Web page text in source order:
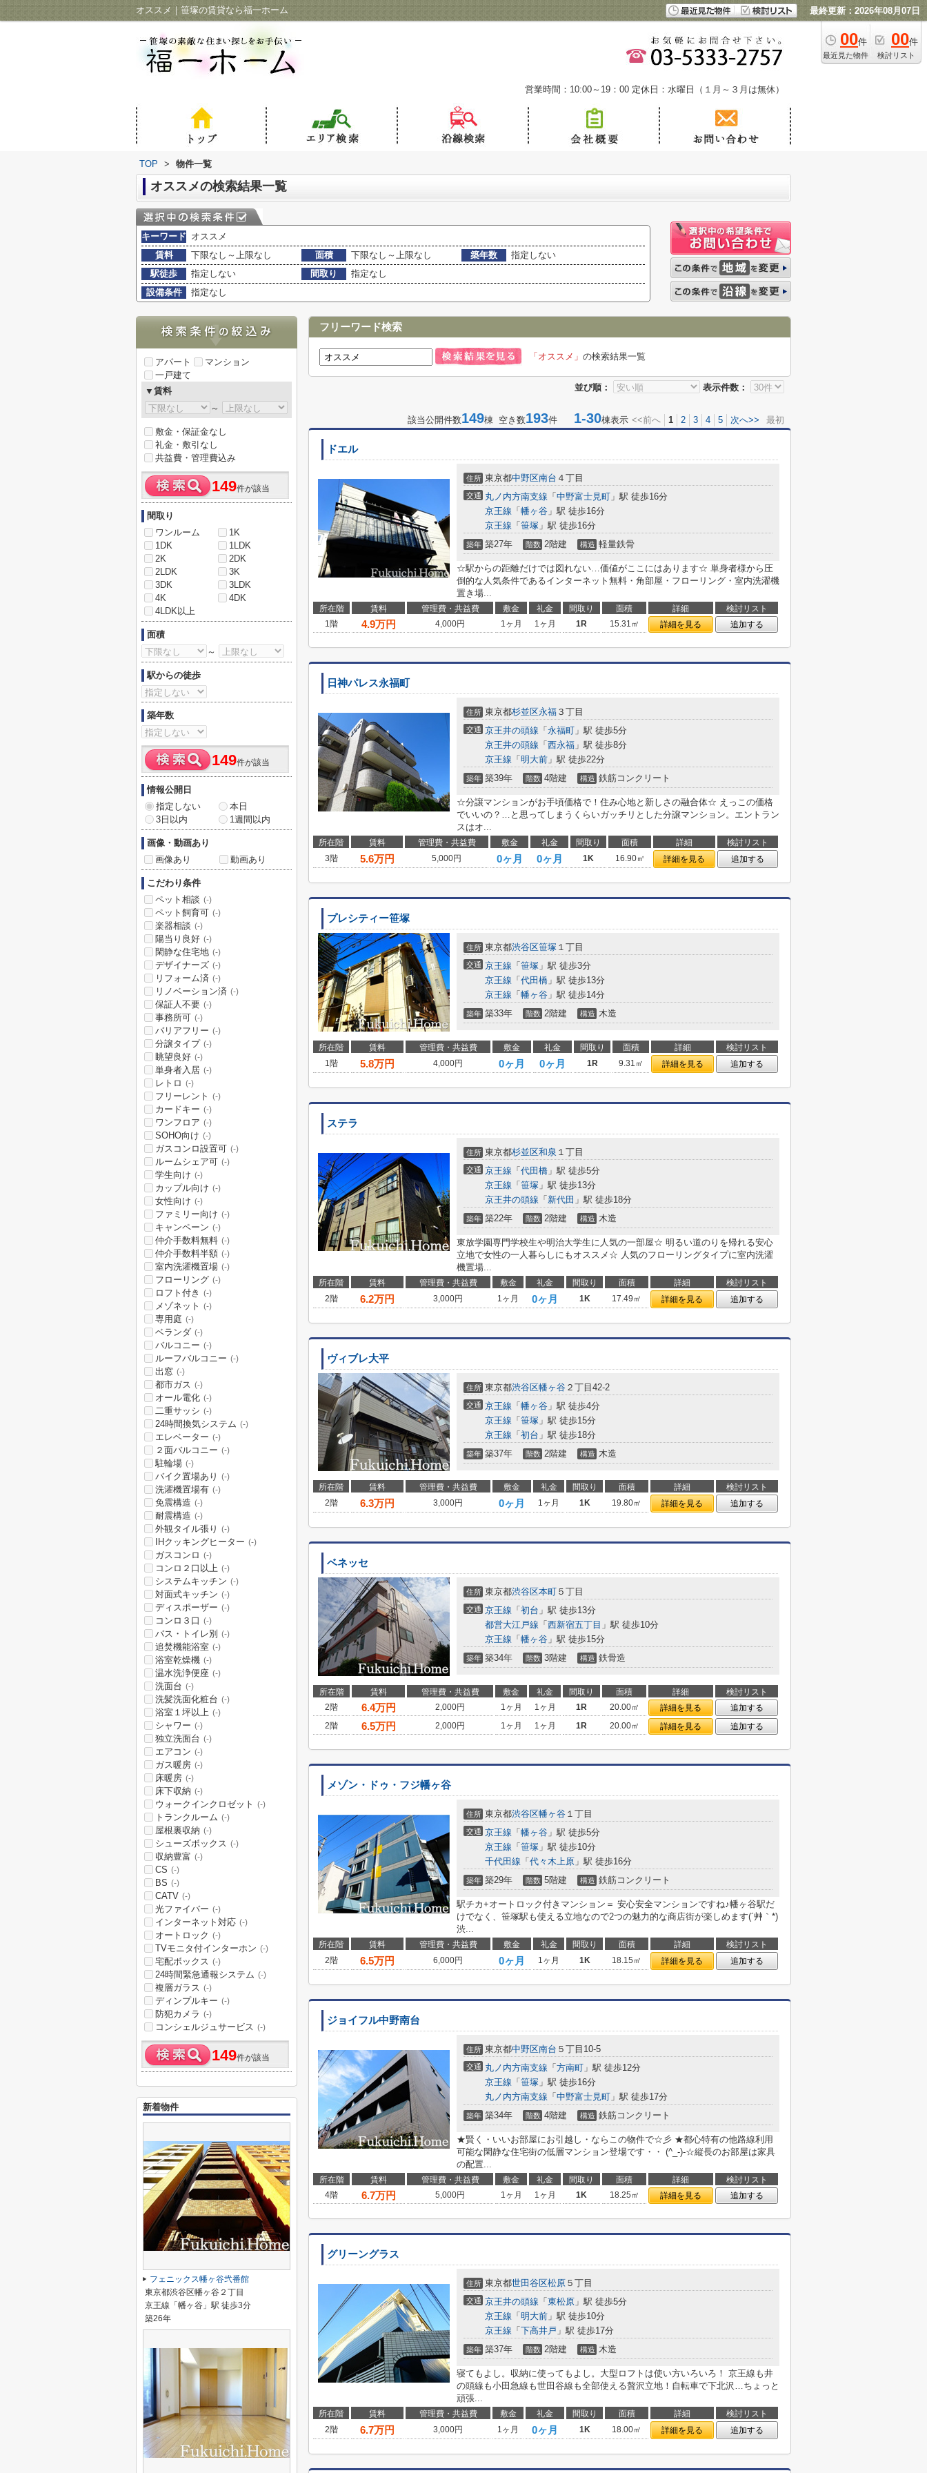
オススメ｜笹塚の賃貸なら福一ホーム 最終更新：2026年08月07日
00件
最近見た物件
00件
検討リスト
営業時間：10:00～19：00 定休日：水曜日（１月～３月は無休）
TOP > 物件一覧
オススメの検索結果一覧
キーワード オススメ
賃料
下限なし～上限なし 面積 下限なし～上限なし 築年数
指定しない
駅徒歩
指定しない 間取り
指定なし
設備条件
指定なし
フリーワード検索
「オススメ」 の検索結果一覧
並び順： 表示件数：
該当公開件数149棟 空き数193件 1-30棟表示 <<前へ 1 2 3 4 5 次へ>> 最初
ドエル
住所 東京都中野区南台 ４丁目
交通 丸ノ内方南支線 「 中野富士見町 」駅 徒歩16分
京王線 「 幡ヶ谷 」駅 徒歩16分
京王線 「 笹塚 」駅 徒歩16分
築年 築27年 階数 2階建 構造 軽量鉄骨
☆駅からの距離だけでは図れない…価値がここにはあります☆ 単身者様から圧
倒的な人気条件であるインターネット無料・角部屋・フローリング・室内洗濯機
置き場...
所在階 賃料 管理費・共益費 敷金 礼金 間取り 面積 詳細
検討リスト
1階
4.9万円 4,000円 1ヶ月 1ヶ月 1R 15.31㎡ 詳細を見る 追加する
日神パレス永福町
住所 東京都杉並区永福 ３丁目
交通 京王井の頭線 「 永福町 」駅 徒歩5分
京王井の頭線 「 西永福 」駅 徒歩8分
京王線 「 明大前 」駅 徒歩22分
築年 築39年 階数 4階建 構造 鉄筋コンクリート
☆分譲マンションがお手頃価格で！住み心地と新しさの融合体☆ えっこの価格
でいいの？…と思ってしまうくらいガッチリとした分譲マンション。エントラン
スはオ...
所在階 賃料 管理費・共益費 敷金 礼金 間取り 面積 詳細
検討リスト
3階
5.6万円 5,000円 0ヶ月 0ヶ月 1K 16.90㎡ 詳細を見る 追加する
プレシティー笹塚
住所 東京都渋谷区笹塚 １丁目
交通 京王線 「 笹塚 」駅 徒歩3分
京王線 「 代田橋 」駅 徒歩13分
京王線 「 幡ヶ谷 」駅 徒歩14分
築年 築33年 階数 2階建 構造 木造
所在階 賃料 管理費・共益費 敷金 礼金 間取り 面積 詳細
検討リスト
1階
5.8万円 4,000円 0ヶ月 0ヶ月 1R 9.31㎡ 詳細を見る 追加する
ステラ
住所 東京都杉並区和泉 １丁目
交通 京王線 「 代田橋 」駅 徒歩5分
京王線 「 笹塚 」駅 徒歩13分
京王井の頭線 「 新代田 」駅 徒歩18分
築年 築22年 階数 2階建 構造 木造
東放学園専門学校生や明治大学生に人気の一部屋☆ 明るい道のりを帰れる安心
立地で女性の一人暮らしにもオススメ☆ 人気のフローリングタイプに室内洗濯
機置場...
所在階 賃料 管理費・共益費 敷金 礼金 間取り 面積 詳細
検討リスト
2階
6.2万円 3,000円 1ヶ月 0ヶ月 1K 17.49㎡ 詳細を見る 追加する
ヴィブレ大平
住所 東京都渋谷区幡ヶ谷 ２丁目42-2
交通 京王線 「 幡ヶ谷 」駅 徒歩4分
京王線 「 笹塚 」駅 徒歩15分
京王線 「 初台 」駅 徒歩18分
築年 築37年 階数 2階建 構造 木造
所在階 賃料 管理費・共益費 敷金 礼金 間取り 面積 詳細
検討リスト
2階
6.3万円 3,000円 0ヶ月 1ヶ月 1K 19.80㎡ 詳細を見る 追加する
ベネッセ
住所 東京都渋谷区本町 ５丁目
交通 京王線 「 初台 」駅 徒歩13分
都営大江戸線 「 西新宿五丁目 」駅 徒歩10分
京王線 「 幡ヶ谷 」駅 徒歩15分
築年 築34年 階数 3階建 構造 鉄骨造
所在階 賃料 管理費・共益費 敷金 礼金 間取り 面積 詳細
検討リスト
2階
6.4万円 2,000円 1ヶ月 1ヶ月 1R 20.00㎡ 詳細を見る
追加する
2階
6.5万円 2,000円 1ヶ月 1ヶ月 1R 20.00㎡ 詳細を見る 追加する
メゾン・ドゥ・フジ幡ヶ谷
住所 東京都渋谷区幡ヶ谷 １丁目
交通 京王線 「 幡ヶ谷 」駅 徒歩5分
京王線 「 笹塚 」駅 徒歩10分
千代田線 「 代々木上原 」駅 徒歩16分
築年 築29年 階数 5階建 構造 鉄筋コンクリート
駅チカ+オートロック付きマンション＝ 安心安全マンションですね♪幡ヶ谷駅だ
けでなく、笹塚駅も使える立地なので2つの魅力的な商店街が楽しめます(´艸｀*)
渋...
所在階 賃料 管理費・共益費 敷金 礼金 間取り 面積 詳細
検討リスト
2階
6.5万円 6,000円 0ヶ月 1ヶ月 1K 18.15㎡ 詳細を見る 追加する
ジョイフル中野南台
住所 東京都中野区南台 ５丁目10-5
交通 丸ノ内方南支線 「 方南町 」駅 徒歩12分
京王線 「 笹塚 」駅 徒歩16分
丸ノ内方南支線 「 中野富士見町 」駅 徒歩17分
築年 築34年 階数 4階建 構造 鉄筋コンクリート
★賢く・いいお部屋にお引越し・ならこの物件で☆彡 ★都心特有の他路線利用
可能な閑静な住宅街の低層マンション登場です・・ (^_-)-☆縦長のお部屋は家具
の配置...
所在階 賃料 管理費・共益費 敷金 礼金 間取り 面積 詳細
検討リスト
4階
6.7万円 5,000円 1ヶ月 1ヶ月 1K 18.25㎡ 詳細を見る 追加する
グリーングラス
住所 東京都世田谷区松原 ５丁目
交通 京王井の頭線 「 東松原 」駅 徒歩5分
京王線 「 明大前 」駅 徒歩10分
京王線 「 下高井戸 」駅 徒歩17分
築年 築37年 階数 2階建 構造 木造
寝てもよし。収納に使ってもよし。大型ロフトは使い方いろいろ！ 京王線も井
の頭線も小田急線も世田谷線も全部使える贅沢立地！自転車で下北沢…ちょっと
頑張...
所在階 賃料 管理費・共益費 敷金 礼金 間取り 面積 詳細
検討リスト
2階
6.7万円 3,000円 1ヶ月 0ヶ月 1K 18.00㎡ 詳細を見る 追加する
アパート
マンション
一戸建て
▼賃料
～
敷金・保証金なし
礼金・敷引なし
共益費・管理費込み
149件が該当
間取り
ワンルーム
1K
1DK
1LDK
2K
2DK
2LDK
3K
3DK
3LDK
4K
4DK
4LDK以上
面積
～
駅からの徒歩
築年数
149件が該当
情報公開日
指定しない
本日
3日以内
1週間以内
画像・動画あり
画像あり
動画あり
こだわり条件
ペット相談 (-)
ペット飼育可 (-)
楽器相談 (-)
陽当り良好 (-)
閑静な住宅地 (-)
デザイナーズ (-)
リフォーム済 (-)
リノベーション済 (-)
保証人不要 (-)
事務所可 (-)
バリアフリー (-)
分譲タイプ (-)
眺望良好 (-)
単身者入居 (-)
レトロ (-)
フリーレント (-)
カードキー (-)
ワンフロア (-)
SOHO向け (-)
ガスコンロ設置可 (-)
ルームシェア可 (-)
学生向け (-)
カップル向け (-)
女性向け (-)
ファミリー向け (-)
キャンペーン (-)
仲介手数料無料 (-)
仲介手数料半額 (-)
室内洗濯機置場 (-)
フローリング (-)
ロフト付き (-)
メゾネット (-)
専用庭 (-)
ベランダ (-)
バルコニー (-)
ルーフバルコニー (-)
出窓 (-)
都市ガス (-)
オール電化 (-)
二重サッシ (-)
24時間換気システム (-)
エレベーター (-)
２面バルコニー (-)
駐輪場 (-)
バイク置場あり (-)
洗濯機置場有 (-)
免震構造 (-)
耐震構造 (-)
外観タイル張り (-)
IHクッキングヒーター (-)
ガスコンロ (-)
コンロ２口以上 (-)
システムキッチン (-)
対面式キッチン (-)
ディスポーザー (-)
コンロ３口 (-)
バス・トイレ別 (-)
追焚機能浴室 (-)
浴室乾燥機 (-)
温水洗浄便座 (-)
洗面台 (-)
洗髪洗面化粧台 (-)
浴室１坪以上 (-)
シャワー (-)
独立洗面台 (-)
エアコン (-)
ガス暖房 (-)
床暖房 (-)
床下収納 (-)
ウォークインクロゼット (-)
トランクルーム (-)
屋根裏収納 (-)
シューズボックス (-)
収納豊富 (-)
CS (-)
BS (-)
CATV (-)
光ファイバー (-)
インターネット対応 (-)
オートロック (-)
TVモニタ付インターホン (-)
宅配ボックス (-)
24時間緊急通報システム (-)
複層ガラス (-)
ディンプルキー (-)
防犯カメラ (-)
コンシェルジュサービス (-)
149件が該当
新着物件
フェニックス幡ヶ谷弐番館
東京都渋谷区幡ヶ谷２丁目
京王線「幡ヶ谷」駅 徒歩3分
築26年